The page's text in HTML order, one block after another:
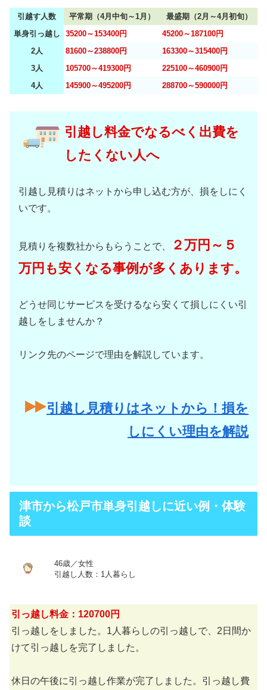
引越す人数 平常期（4月中旬～1月）
最盛期（2月～4月初旬）
単身引っ越し
35200～153400円
45200～187100円
2人
81600～238800円
163300～315400円
3人
105700～419300円
225100～460900円
4人
145900～495200円 288700～590000円
引越し料金でなるべく出費を
したくない人へ
引越し見積りはネットから申し込む方が、損をしにく
いです。
見積りを複数社からもらうことで、
２万円～５
万円も安くなる事例が多くあります。
どうせ同じサービスを受けるなら安くて損しにくい引
越しをしませんか？
リンク先のページで理由を解説しています。
引越し見積りはネットから！損を
しにくい理由を解説
津市から松戸市単身引越しに近い例・体験
談
46歳／女性
引越し人数：1人暮らし
引っ越し料金：120700円
引っ越しをしました。1人暮らしの引っ越しで、2日間か
けて引っ越しを完了しました。
休日の午後に引っ越し作業が完了しました。引っ越し費